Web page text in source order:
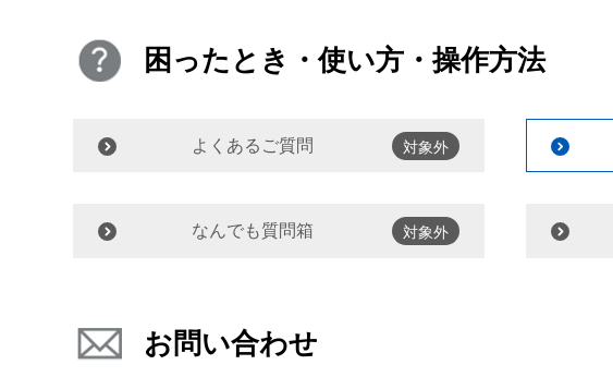
困ったとき・使い方・操作方法
よくあるご質問 対象外
なんでも質問箱 対象外
お問い合わせ